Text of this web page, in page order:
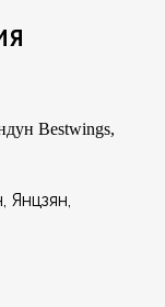
Bestwings,